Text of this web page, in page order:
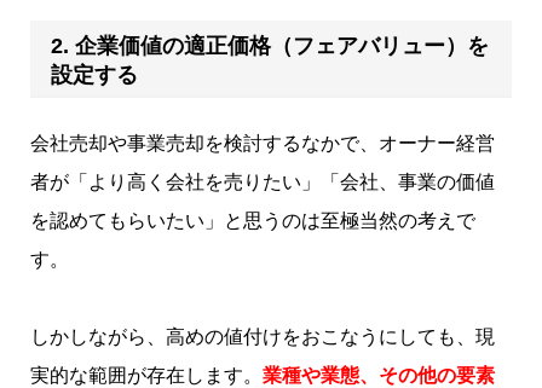
2. 企業価値の適正価格（フェアバリュー）を
設定する
会社売却や事業売却を検討するなかで、オーナー経営
者が「より高く会社を売りたい」「会社、事業の価値
を認めてもらいたい」と思うのは至極当然の考えで
す。
しかしながら、高めの値付けをおこなうにしても、現
実的な範囲が存在します。 業種や業態、その他の要素